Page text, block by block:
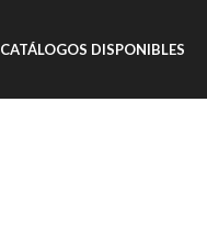
CATÁLOGOS DISPONIBLES